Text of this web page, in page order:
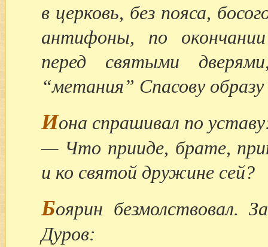
в церковь, без пояса,
антифоны, по
перед святыми
“метания” Спасову
Иона спрашивал по
— Что прииде, брате,
и ко святой дружине сей?
Боярин безмолствовал.
Дуров: